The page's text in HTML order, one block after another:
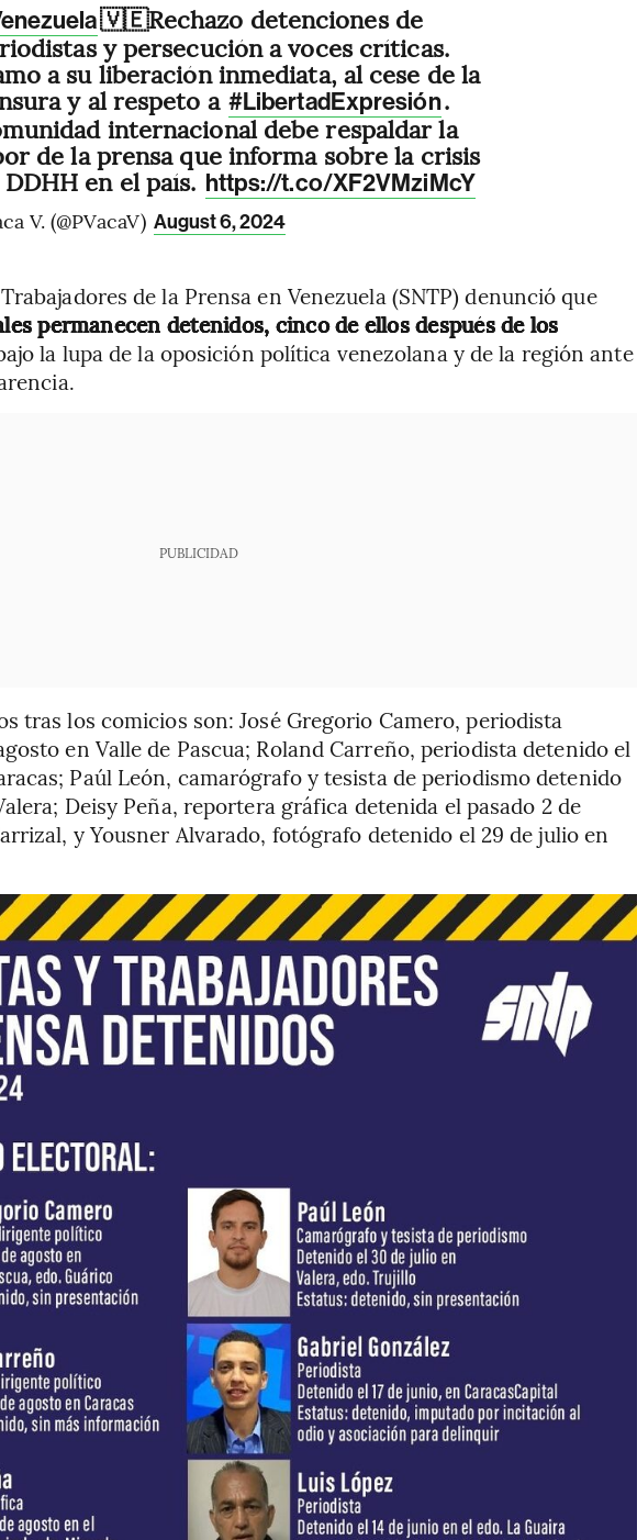
🇻🇪Rechazo detenciones de
y persecución a voces críticas.
a su liberación inmediata, al cese de la
y al respeto a #LibertadExpresión.
internacional debe respaldar la
de la prensa que informa sobre la crisis
en el país. https://t.co/XF2VMziMcY
V. (@PVacaV) August 6, 2024
de la Prensa en Venezuela (SNTP) denunció que
permanecen detenidos, cinco de ellos después de los
la lupa de la oposición política venezolana y de la región ante
PUBLICIDAD
tras los comicios son: José Gregorio Camero, periodista
en Valle de Pascua; Roland Carreño, periodista detenido el
Paúl León, camarógrafo y tesista de periodismo detenido
Deisy Peña, reportera gráfica detenida el pasado 2 de
y Yousner Alvarado, fotógrafo detenido el 29 de julio en